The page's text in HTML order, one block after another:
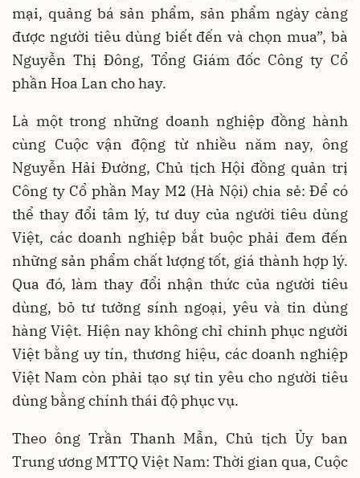
mại, quảng bá sản phẩm, sản phẩm ngày càng
được người tiêu dùng biết đến và chọn mua”, bà
Nguyễn Thị Đông, Tổng Giám đốc Công ty Cổ
phần Hoa Lan cho hay.
Là một trong những doanh nghiệp đồng hành
cùng Cuộc vận động từ nhiều năm nay, ông
Nguyễn Hải Đường, Chủ tịch Hội đồng quản trị
Công ty Cổ phần May M2 (Hà Nội) chia sẻ: Để có
thể thay đổi tâm lý, tư duy của người tiêu dùng
Việt, các doanh nghiệp bắt buộc phải đem đến
những sản phẩm chất lượng tốt, giá thành hợp lý.
Qua đó, làm thay đổi nhận thức của người tiêu
dùng, bỏ tư tưởng sính ngoại, yêu và tin dùng
hàng Việt. Hiện nay không chỉ chinh phục người
Việt bằng uy tín, thương hiệu, các doanh nghiệp
Việt Nam còn phải tạo sự tin yêu cho người tiêu
dùng bằng chính thái độ phục vụ.
Theo ông Trần Thanh Mẫn, Chủ tịch Ủy ban
Trung ương MTTQ Việt Nam: Thời gian qua, Cuộc